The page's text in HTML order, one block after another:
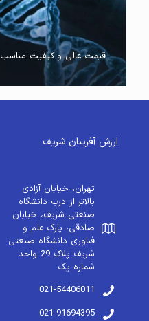
قیمت عالی و کیفیت مناسب
ارزش آفرینان شریف
تهران، خیابان آزادی
بالاتر از درب دانشگاه
صنعتی شریف، خیابان
صادقی، پارک علم و
فناوری دانشگاه صنعتی
شریف پلاک 29 واحد
شماره یک
021-54406011
021-91694395